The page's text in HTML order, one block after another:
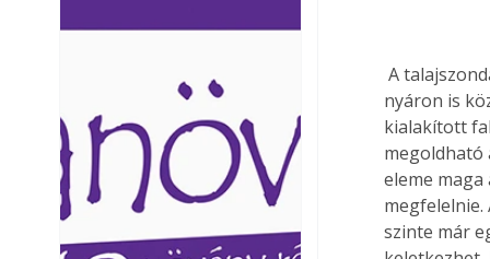
mert: – t
A talajszonda 50-10 m mélységbe hatol a földbe, ahol a talaj hőmérséklete télen és
nyáron is
kialakított
megoldható
eleme
megfelelnie.
szinte már